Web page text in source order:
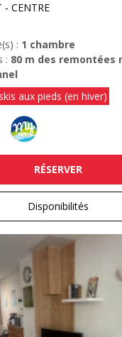
- CENTRE
: 1 chambre
: 80 m des remontées
aux pieds (en hiver)
RÉSERVER
Disponibilités